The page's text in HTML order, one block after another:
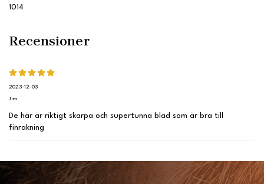
1014
Recensioner
2023-12-03
Jim
De här är riktigt skarpa och supertunna blad som är bra till
finrakning